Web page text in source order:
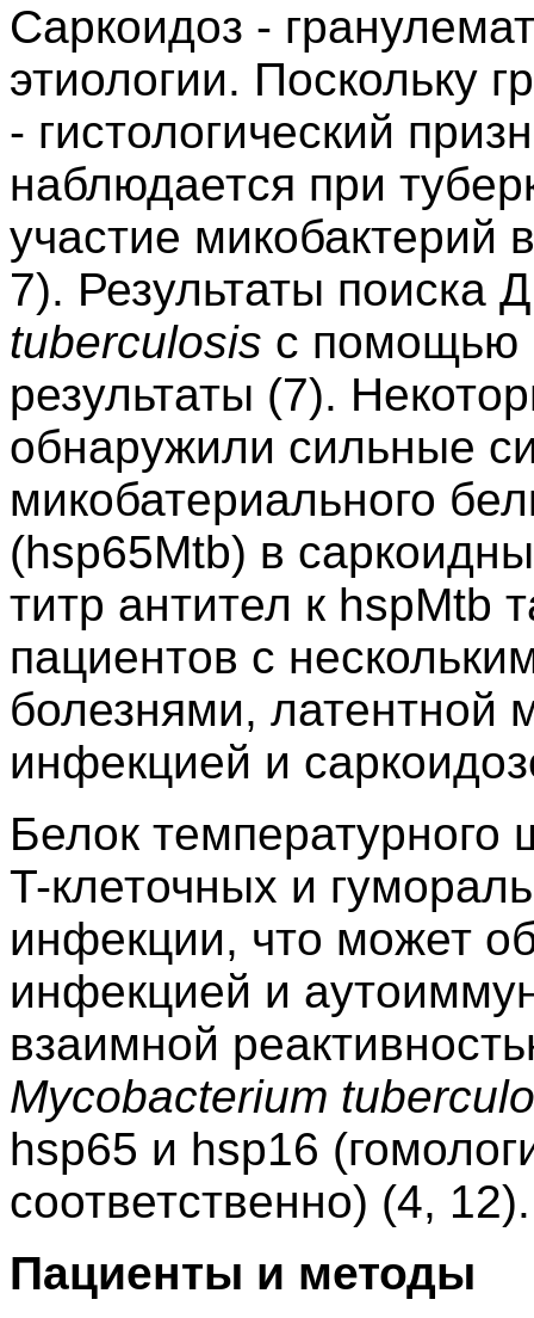
Саркоидоз -
этиологии. Поскольку
- гистологический
наблюдается при
участие микобактерий
7). Результаты поиска
tuberculosis с помощью
результаты (7).
обнаружили сильные
микобатериального
(hsp65Mtb) в
титр антител к hspMtb
пациентов с
болезнями, латентной
инфекцией и
Белок температурного
T-клеточных и
инфекции, что может
инфекцией и
взаимной
Mycobacterium
hsp65 и hsp16
соответственно) (4, 12).
Пациенты и методы